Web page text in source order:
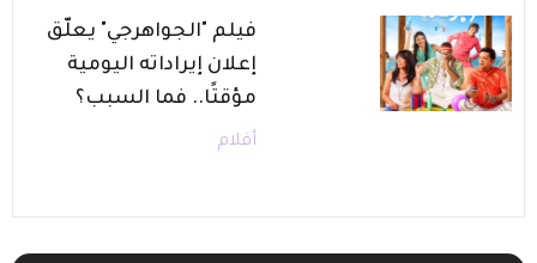
فيلم "الجواهرجي" يعلّق
إعلان إيراداته اليومية
مؤقتًا.. فما السبب؟
أفلام